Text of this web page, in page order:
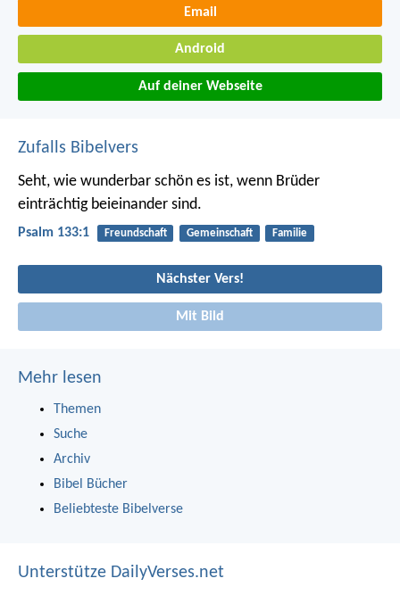
Email
Android
Auf deiner Webseite
Zufalls Bibelvers
Seht, wie wunderbar schön es ist, wenn Brüder
einträchtig beieinander sind.
Psalm 133:1 Freundschaft Gemeinschaft Familie
Nächster Vers!
Mit Bild
Mehr lesen
Themen
Suche
Archiv
Bibel Bücher
Beliebteste Bibelverse
Unterstütze DailyVerses.net